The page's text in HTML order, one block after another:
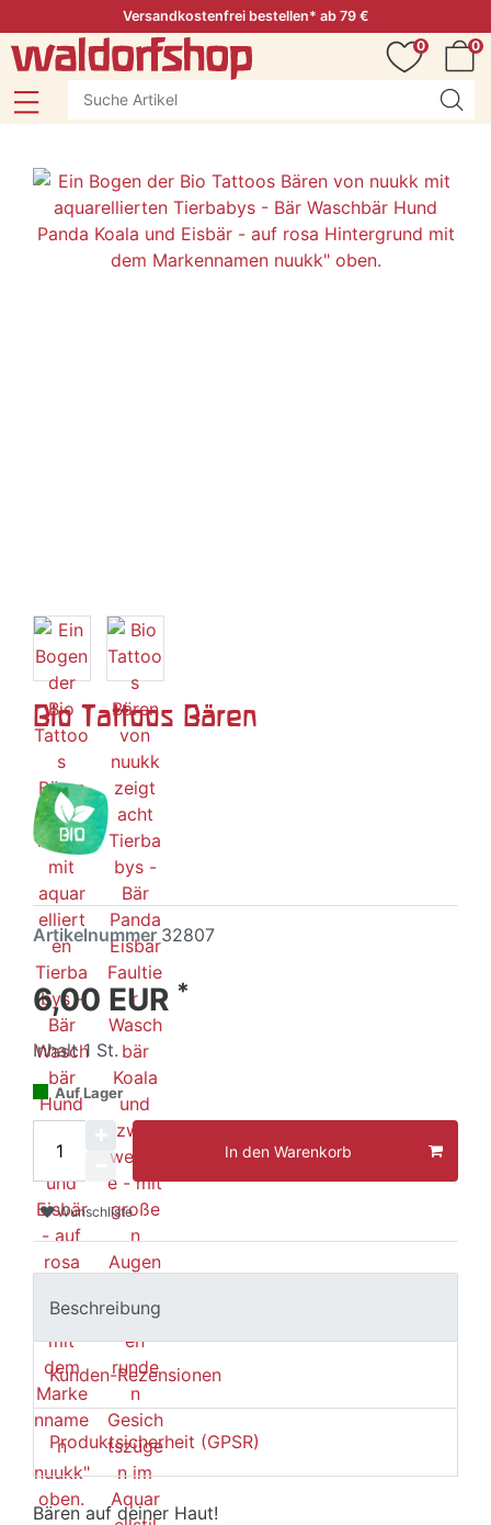
Versandkostenfrei bestellen* ab 79 €
0
0
Bio Tattoos Bären
Artikelnummer 32807
6,00 EUR *
Inhalt1 St.
Auf Lager
In den Warenkorb
Wunschliste
Beschreibung
Kunden-Rezensionen
Produktsicherheit (GPSR)
Bären auf deiner Haut!